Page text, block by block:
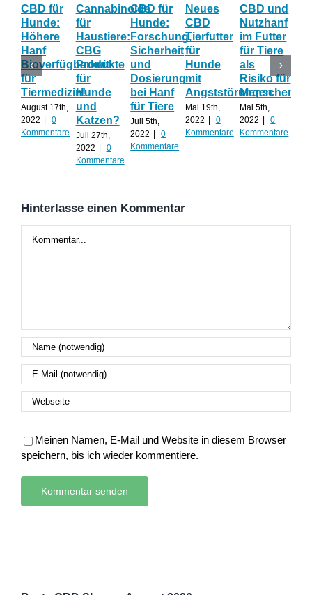
CBD für
Hunde:
Höhere
Hanf
Bioverfügbarkeit
für
Tiermedizin!
August 17th,
2022
0
Kommentare
Cannabinoide
für
Haustiere:
CBG
Produkte
für
Hunde
und
Katzen?
Juli 27th,
2022
0
Kommentare
CBD für
Hunde:
Forschung,
Sicherheit
und
Dosierung
bei Hanf
für Tiere
Juli 5th,
2022
0
Kommentare
Neues
CBD
Tierfutter
für
Hunde
mit
Angststörungen
Mai 19th,
2022
0
Kommentare
CBD und
Nutzhanf
im Futter
für Tiere
als
Risiko für
Menschen?
Mai 5th,
2022
0
Kommentare
Hinterlasse einen Kommentar
Meinen Namen, E-Mail und Website in diesem Browser
speichern, bis ich wieder kommentiere.